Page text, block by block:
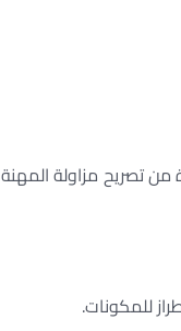
تصريح مزاولة المهنة